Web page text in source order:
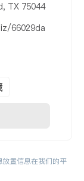
TX 75044
66029da
放置信息在我们的平